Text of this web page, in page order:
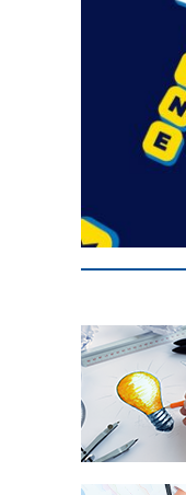
CARNET
25 avril 2022
Afin
ukrainiens
FEUILLETER